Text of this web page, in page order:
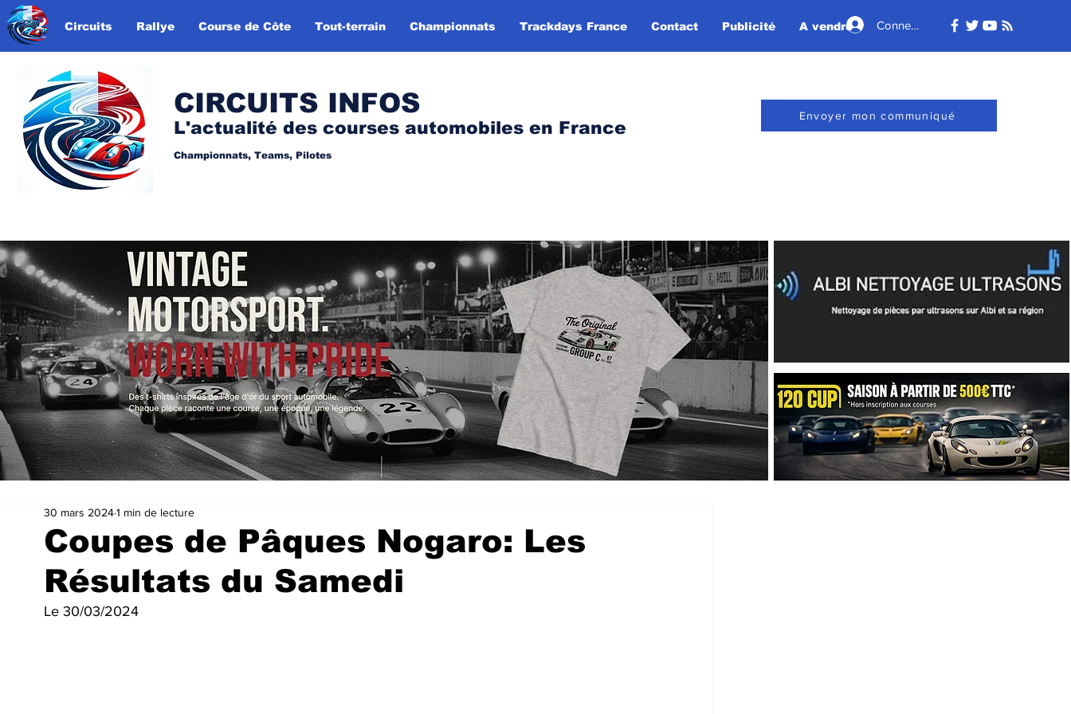
Circuits Rallye Course de Côte Tout-terrain Championnats Trackdays France Contact Publicité A vendre - A louer
Connexion
CIRCUITS INFOS
L'actualité des courses automobiles en France
Championnats, Teams, Pilotes
Envoyer mon communiqué
Coupes de Pâques Nogaro: Les
Résultats du Samedi
30 mars 20241 min de lecture
Le 30/03/2024